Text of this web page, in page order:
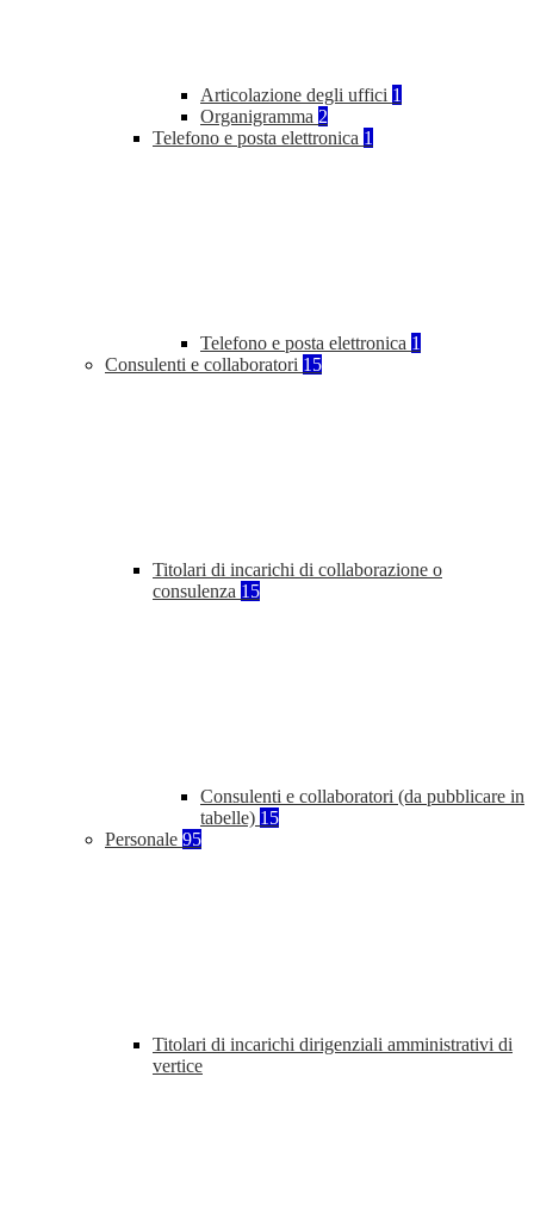
Articolazione degli uffici 1
Organigramma 2
Telefono e posta elettronica 1
Telefono e posta elettronica 1
Consulenti e collaboratori 15
Titolari di incarichi di collaborazione o
consulenza 15
Consulenti e collaboratori (da pubblicare in
tabelle) 15
Personale 95
Titolari di incarichi dirigenziali amministrativi di
vertice